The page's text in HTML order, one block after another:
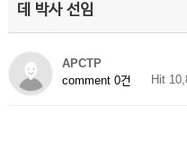
데 박사 선임
APCTP
comment 0건
Hit